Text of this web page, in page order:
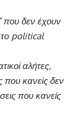
που δεν έχουν
political
αλήτες,
που κανείς δεν
που κανείς